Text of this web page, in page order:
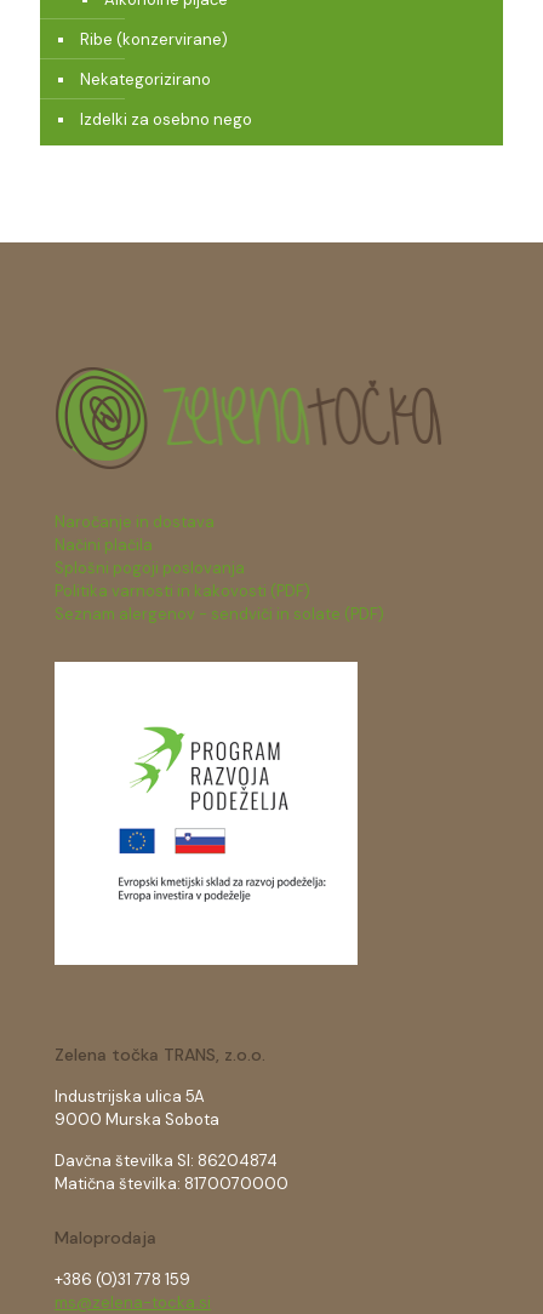
Ribe (konzervirane)
Nekategorizirano
Izdelki za osebno nego
Naročanje in dostava
Načini plačila
Splošni pogoji poslovanja
Politika varnosti in kakovosti (PDF)
Seznam alergenov - sendviči in solate (PDF)
Zelena točka TRANS, z.o.o.
Industrijska ulica 5A
9000 Murska Sobota
Davčna številka SI: 86204874
Matična številka: 8170070000
Maloprodaja
+386 (0)31 778 159
ms@zelena-tocka.si